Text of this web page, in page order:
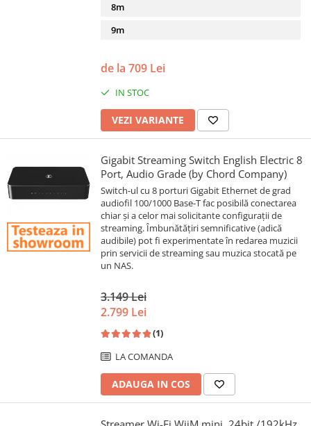
8m
9m
de la 709 Lei
IN STOC
VEZI VARIANTE
Gigabit Streaming Switch English Electric 8
Port, Audio Grade (by Chord Company)
Switch-ul cu 8 porturi Gigabit Ethernet de grad
audiofil 100/1000 Base-T fac posibilă conectarea
chiar și a celor mai solicitante configurații de
streaming. Îmbunătățiri semnificative (adică
audibile) pot fi experimentate în redarea muzicii
prin servicii de streaming sau muzica stocată pe
un NAS.
3.149 Lei
2.799 Lei
(1)
LA COMANDA
ADAUGA IN COS